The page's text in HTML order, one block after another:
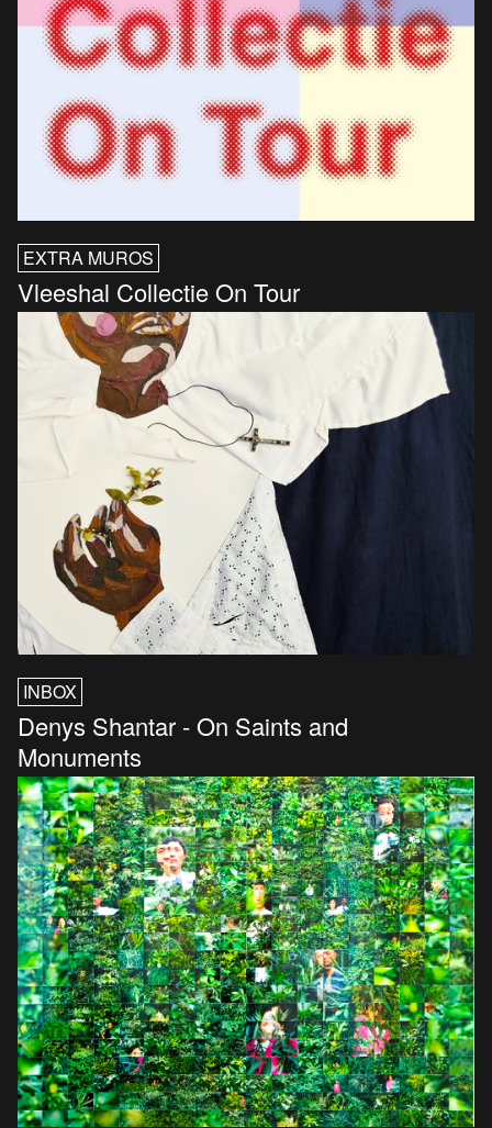
EXTRA MUROS
Vleeshal Collectie On Tour
INBOX
Denys Shantar - On Saints and
Monuments